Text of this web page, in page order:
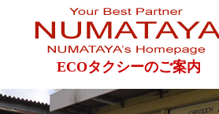
ECOタクシーのご案内